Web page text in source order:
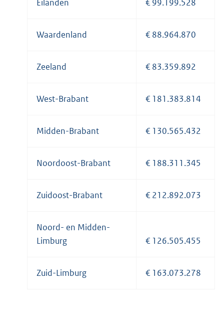
Eilanden € 99.199.528
Waardenland € 88.964.870
Zeeland € 83.359.892
West-Brabant € 181.383.814
Midden-Brabant € 130.565.432
Noordoost-Brabant € 188.311.345
Zuidoost-Brabant € 212.892.073
Noord- en Midden-
Limburg
€ 126.505.455
Zuid-Limburg € 163.073.278